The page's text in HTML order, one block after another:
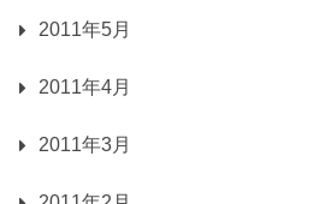
2011年5月
2011年4月
2011年3月